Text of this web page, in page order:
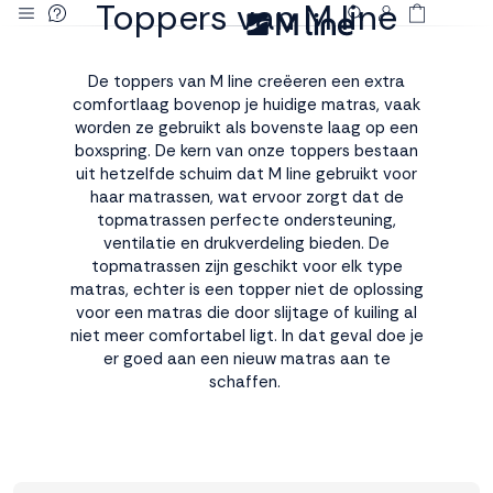
gebruikt
cookies
M line plaatst
functionele,
analytische en
marketing cookies.
Dankzij functionele
cookies werkt de
website goed, terwijl
de analytische
Toppers van M line
De toppers van M line creëeren een extra
comfortlaag bovenop je huidige matras, vaak
worden ze gebruikt als bovenste laag op een
boxspring. De kern van onze toppers bestaan
uit hetzelfde schuim dat M line gebruikt voor
haar matrassen, wat ervoor zorgt dat de
topmatrassen perfecte ondersteuning,
ventilatie en drukverdeling bieden. De
topmatrassen zijn geschikt voor elk type
matras, echter is een topper niet de oplossing
voor een matras die door slijtage of kuiling al
niet meer comfortabel ligt. In dat geval doe je
er goed aan een nieuw matras aan te
schaffen.